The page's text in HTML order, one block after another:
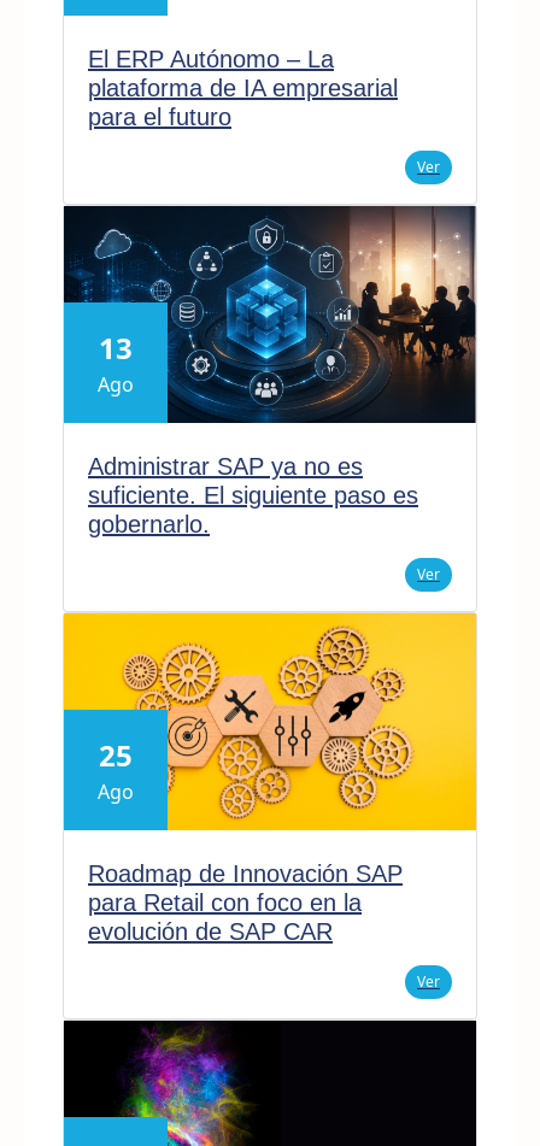
El ERP Autónomo – La
plataforma de IA empresarial
para el futuro
Ver
13
Ago
Administrar SAP ya no es
suficiente. El siguiente paso es
gobernarlo.
Ver
25
Ago
Roadmap de Innovación SAP
para Retail con foco en la
evolución de SAP CAR
Ver